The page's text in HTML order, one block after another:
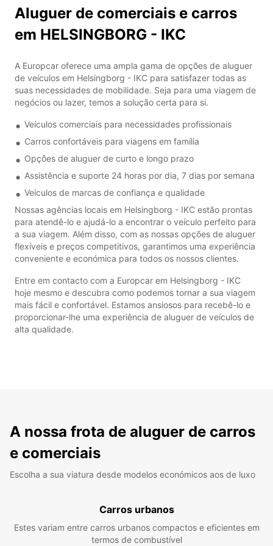
Aluguer de comerciais e carros
em HELSINGBORG - IKC
A Europcar oferece uma ampla gama de opções de aluguer
de veículos em Helsingborg - IKC para satisfazer todas as
suas necessidades de mobilidade. Seja para uma viagem de
negócios ou lazer, temos a solução certa para si.
Veículos comerciais para necessidades profissionais
Carros confortáveis para viagens em família
Opções de aluguer de curto e longo prazo
Assistência e suporte 24 horas por dia, 7 dias por semana
Veículos de marcas de confiança e qualidade
Nossas agências locais em Helsingborg - IKC estão prontas
para atendê-lo e ajudá-lo a encontrar o veículo perfeito para
a sua viagem. Além disso, com as nossas opções de aluguer
flexíveis e preços competitivos, garantimos uma experiência
conveniente e económica para todos os nossos clientes.
Entre em contacto com a Europcar em Helsingborg - IKC
hoje mesmo e descubra como podemos tornar a sua viagem
mais fácil e confortável. Estamos ansiosos para recebê-lo e
proporcionar-lhe uma experiência de aluguer de veículos de
alta qualidade.
A nossa frota de aluguer de carros
e comerciais
Escolha a sua viatura desde modelos económicos aos de luxo
Carros urbanos
Estes variam entre carros urbanos compactos e eficientes em
termos de combustível